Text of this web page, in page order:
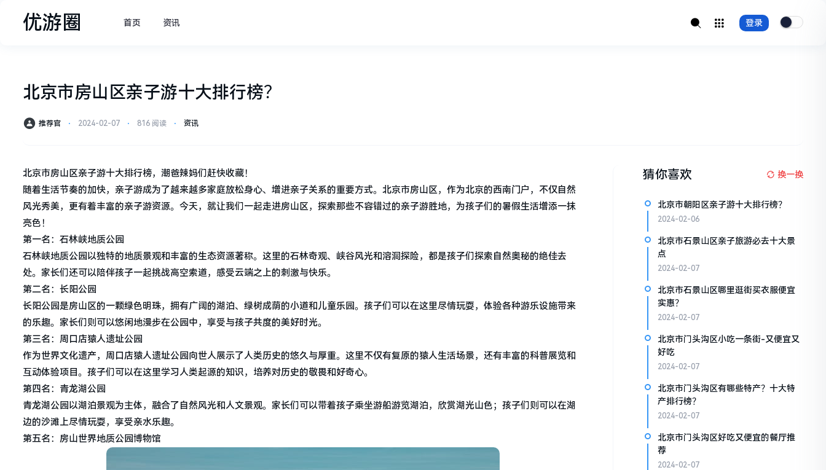
优游圈 首页 资讯 登录
北京市房山区亲子游十大排行榜？
推荐官 ⋅ 2024-02-07 ⋅ 816 阅读 ⋅ 资讯
北京市房山区亲子游十大排行榜，潮爸辣妈们赶快收藏！
随着生活节奏的加快，亲子游成为了越来越多家庭放松身心、增进亲子关系的重要方式。北京市房山区，作为北京的西南门户，不仅自然
风光秀美，更有着丰富的亲子游资源。今天，就让我们一起走进房山区，探索那些不容错过的亲子游胜地，为孩子们的暑假生活增添一抹
亮色！
第一名：石林峡地质公园
石林峡地质公园以独特的地质景观和丰富的生态资源著称。这里的石林奇观、峡谷风光和溶洞探险，都是孩子们探索自然奥秘的绝佳去
处。家长们还可以陪伴孩子一起挑战高空索道，感受云端之上的刺激与快乐。
第二名：长阳公园
长阳公园是房山区的一颗绿色明珠，拥有广阔的湖泊、绿树成荫的小道和儿童乐园。孩子们可以在这里尽情玩耍，体验各种游乐设施带来
的乐趣。家长们则可以悠闲地漫步在公园中，享受与孩子共度的美好时光。
第三名：周口店猿人遗址公园
作为世界文化遗产，周口店猿人遗址公园向世人展示了人类历史的悠久与厚重。这里不仅有复原的猿人生活场景，还有丰富的科普展览和
互动体验项目。孩子们可以在这里学习人类起源的知识，培养对历史的敬畏和好奇心。
第四名：青龙湖公园
青龙湖公园以湖泊景观为主体，融合了自然风光和人文景观。家长们可以带着孩子乘坐游船游览湖泊，欣赏湖光山色；孩子们则可以在湖
边的沙滩上尽情玩耍，享受亲水乐趣。
第五名：房山世界地质公园博物馆
猜你喜欢 换一换
北京市朝阳区亲子游十大排行榜？
2024-02-06
北京市石景山区亲子旅游必去十大景
点
2024-02-07
北京市石景山区哪里逛街买衣服便宜
实惠？
2024-02-07
北京市门头沟区小吃一条街-又便宜又
好吃
2024-02-07
北京市门头沟区有哪些特产？十大特
产排行榜？
2024-02-07
北京市门头沟区好吃又便宜的餐厅推
荐
2024-02-07